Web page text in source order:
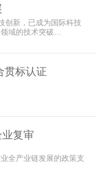
创新，已成为国际科技
领域的技术突破…
贯标认证
复审
全产业链发展的政策支